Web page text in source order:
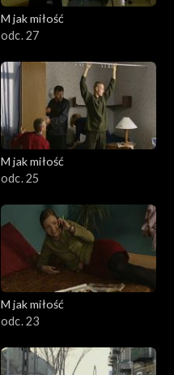
M jak miłość
odc. 27
M jak miłość
odc. 25
M jak miłość
odc. 23